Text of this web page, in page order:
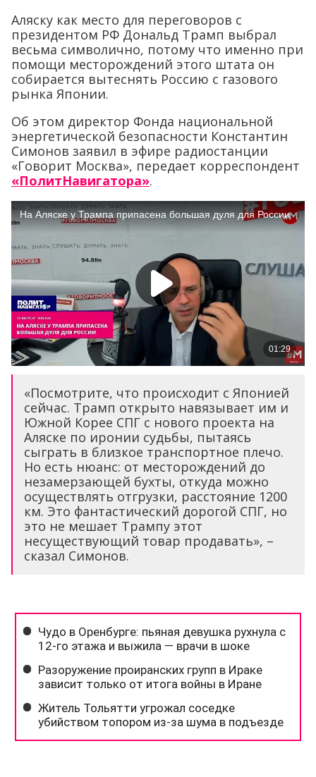
Аляску как место для переговоров с
президентом РФ Дональд Трамп выбрал
весьма символично, потому что именно при
помощи месторождений этого штата он
собирается вытеснять Россию с газового
рынка Японии.
Об этом директор Фонда национальной
энергетической безопасности Константин
Симонов заявил в эфире радиостанции
«Говорит Москва», передает корреспондент
«ПолитНавигатора».
«Посмотрите, что происходит с Японией
сейчас. Трамп открыто навязывает им и
Южной Корее СПГ с нового проекта на
Аляске по иронии судьбы, пытаясь
сыграть в близкое транспортное плечо.
Но есть нюанс: от месторождений до
незамерзающей бухты, откуда можно
осуществлять отгрузки, расстояние 1200
км. Это фантастический дорогой СПГ, но
это не мешает Трампу этот
несуществующий товар продавать», –
сказал Симонов.